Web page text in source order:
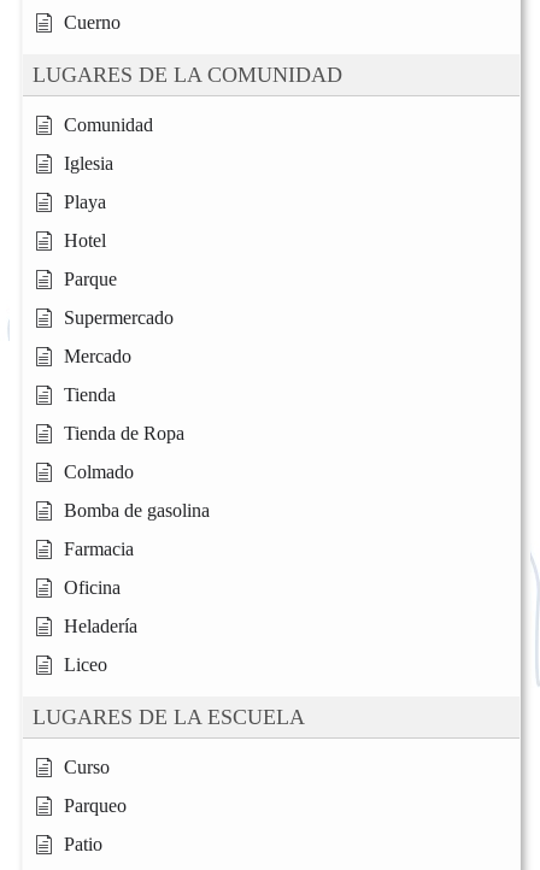
Cuerno
LUGARES DE LA COMUNIDAD
Comunidad
Iglesia
Playa
Hotel
Parque
Supermercado
Mercado
Tienda
Tienda de Ropa
Colmado
Bomba de gasolina
Farmacia
Oficina
Heladería
Liceo
LUGARES DE LA ESCUELA
Curso
Parqueo
Patio